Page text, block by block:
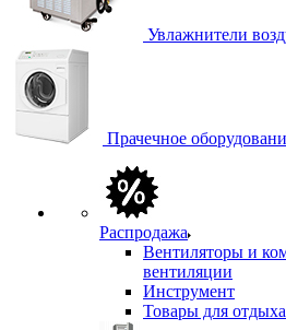
Увлажнители
Прачечное
Распродажа
Вентиляторы и
вентиляции
Инструмент
Товары для отдыха